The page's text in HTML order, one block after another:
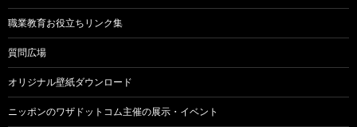
職業教育お役立ちリンク集
質問広場
オリジナル壁紙ダウンロード
ニッポンのワザドットコム主催の展示・イベント